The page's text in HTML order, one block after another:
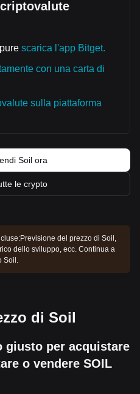
scarica l'app Bitget.
con una carta di
sulla piattaforma
Soil ora
le crypto
Previsione del prezzo di Soil,
dello sviluppo, ecc. Continua a
Soil.
di Soil
giusto per acquistare
o vendere SOIL